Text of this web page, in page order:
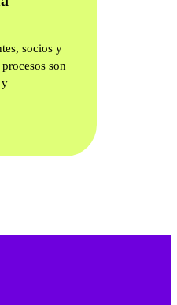
socios y
son
y